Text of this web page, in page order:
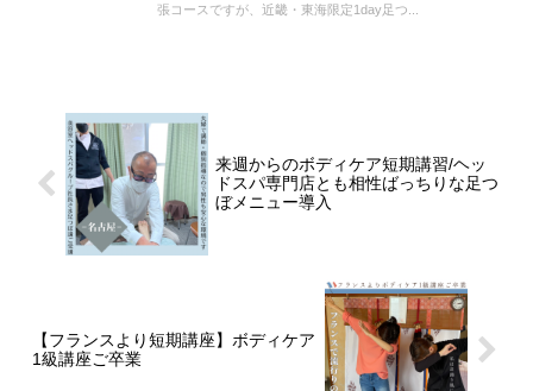
張コースですが、近畿・東海限定1day足つ...
来週からのボディケア短期講習/ヘッ
ドスパ専門店とも相性ばっちりな足つ
ぼメニュー導入
【フランスより短期講座】ボディケア
1級講座ご卒業